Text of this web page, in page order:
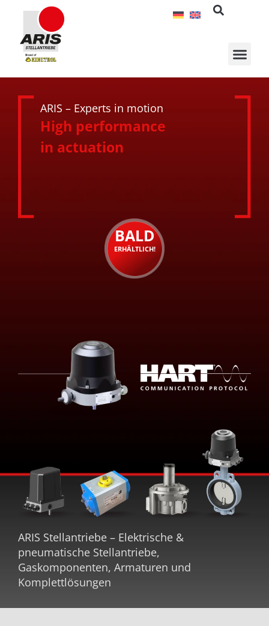
springen
ARIS – Experts in motion
High performance
in actuation
BALD
ERHÄLTLICH!
ARIS Stellantriebe – Elektrische &
pneumatische Stellantriebe,
Gaskomponenten, Armaturen und
Komplettlösungen